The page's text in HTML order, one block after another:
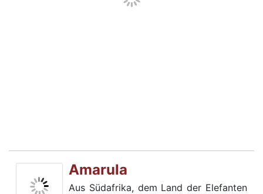
Amarula
Aus Südafrika, dem Land der Elefanten